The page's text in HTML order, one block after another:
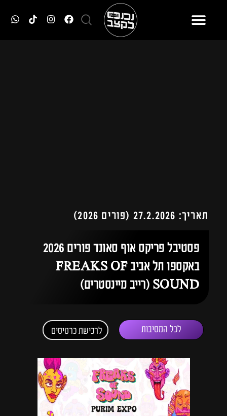
תאריך: 27.2.2026 (פורים 2026)
פסטיבל פריקס אוף סאונד פורים 2026
באקספו תל אביב FREAKS OF
SOUND (רייב מיינסטרים)
לכל המסיבות לרכישת כרטיסים